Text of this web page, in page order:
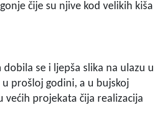
čije su njive kod velikih kiša
se i ljepša slika na ulazu u
prošloj godini, a u bujskoj
projekata čija realizacija